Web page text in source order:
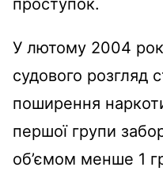
У лютому 2004
судового розгляд
поширення
першої групи
об’ємом менше 1